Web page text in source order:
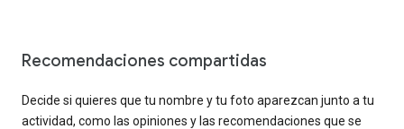
Recomendaciones compartidas
Decide si quieres que tu nombre y tu foto aparezcan junto a tu
actividad, como las opiniones y las recomendaciones que se